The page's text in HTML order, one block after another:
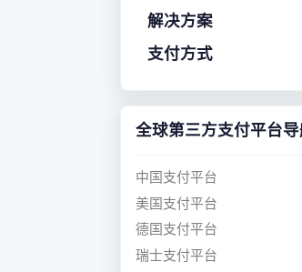
解决方案
支付方式
全球第三方支付平台
中国支付平台
美国支付平台
德国支付平台
瑞士支付平台